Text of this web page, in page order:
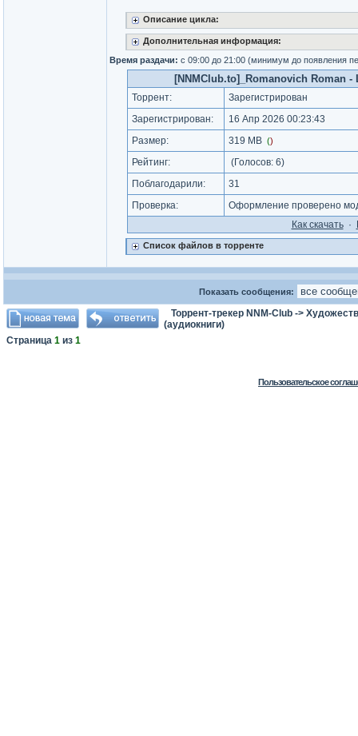
Описание цикла:
Дополнительная информация:
Время раздачи: с 09:00 до 21:00 (минимум до появления
[NNMClub.to]_Romanovich Roman
Торрент:
Зарегистрирован
Зарегистрирован:
16 Апр 2026 00:23:43
Размер:
319 MB ()
Рейтинг: (Голосов: 6)
Поблагодарили:
31
Проверка:
Оформление проверено
Как cкачать·
Список файлов в торренте
Показать сообщения:
Торрент-трекер NNM-Club ->
(аудиокниги)
Страница 1 из 1
Пользовательское